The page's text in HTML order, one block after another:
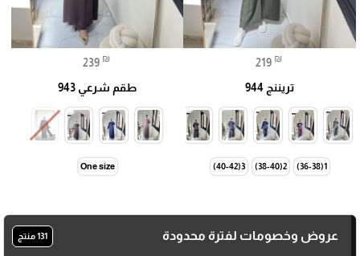
🎓
219 ₪
تريننج 944
1(36-38)
2(38-40)
3(40-42)
239 ₪
طقم شرعي 943
One size
عروض وخصومات لفترة محدودة 131 منتج